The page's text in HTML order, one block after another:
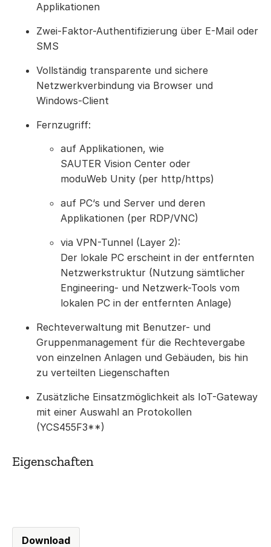
Applikationen
Zwei-Faktor-Authentifizierung über E-Mail oder
SMS
Vollständig transparente und sichere
Netzwerkverbindung via Browser und
Windows-Client
Fernzugriff:
auf Applikationen, wie
SAUTER Vision Center oder
moduWeb Unity (per http/https)
auf PC‘s und Server und deren
Applikationen (per RDP/VNC)
via VPN-Tunnel (Layer 2):
Der lokale PC erscheint in der entfernten
Netzwerkstruktur (Nutzung sämtlicher
Engineering- und Netzwerk-Tools vom
lokalen PC in der entfernten Anlage)
Rechteverwaltung mit Benutzer- und
Gruppenmanagement für die Rechtevergabe
von einzelnen Anlagen und Gebäuden, bis hin
zu verteilten Liegenschaften
Zusätzliche Einsatzmöglichkeit als IoT-Gateway
mit einer Auswahl an Protokollen
(YCS455F3**)
Eigenschaften
Download